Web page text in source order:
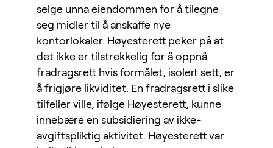
selge unna eiendommen for å tilegne
seg midler til å anskaffe nye
kontorlokaler. Høyesterett peker på at
det ikke er tilstrekkelig for å oppnå
fradragsrett hvis formålet, isolert sett, er
å frigjøre likviditet. En fradragsrett i slike
tilfeller ville, ifølge Høyesterett, kunne
innebære en subsidiering av ikke-
avgiftspliktig aktivitet. Høyesterett var